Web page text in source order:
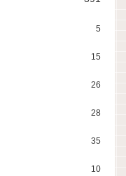
5
15
26
28
35
10